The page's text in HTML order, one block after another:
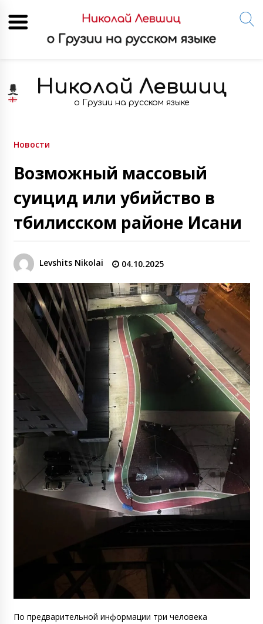
content
Николай Левшиц
о Грузии на русском языке
Новости
Возможный массовый
суицид или убийство в
тбилисском районе Исани
Levshits Nikolai 04.10.2025
По предварительной информации три человека